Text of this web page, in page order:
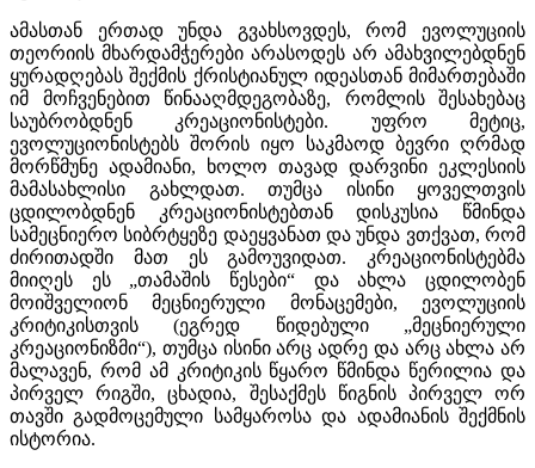
ამასთან ერთად უნდა გვახსოვდეს, რომ ევოლუციის
თეორიის მხარდამჭერები არასოდეს არ ამახვილებდნენ
ყურადღებას შექმის ქრისტიანულ იდეასთან მიმართებაში
იმ მოჩვენებით წინააღმდეგობაზე, რომლის შესახებაც
საუბრობდნენ კრეაციონისტები. უფრო მეტიც,
ევოლუციონისტებს შორის იყო საკმაოდ ბევრი ღრმად
მორწმუნე ადამიანი, ხოლო თავად დარვინი ეკლესიის
მამასახლისი გახლდათ. თუმცა ისინი ყოველთვის
ცდილობდნენ კრეაციონისტებთან დისკუსია წმინდა
სამეცნიერო სიბრტყეზე დაეყვანათ და უნდა ვთქვათ, რომ
ძირითადში მათ ეს გამოუვიდათ. კრეაციონისტებმა
მიიღეს ეს „თამაშის წესები“ და ახლა ცდილობენ
მოიშველიონ მეცნიერული მონაცემები, ევოლუციის
კრიტიკისთვის (ეგრედ წიდებული „მეცნიერული
კრეაციონიზმი“), თუმცა ისინი არც ადრე და არც ახლა არ
მალავენ, რომ ამ კრიტიკის წყარო წმინდა წერილია და
პირველ რიგში, ცხადია, შესაქმეს წიგნის პირველ ორ
თავში გადმოცემული სამყაროსა და ადამიანის შექმნის
ისტორია.